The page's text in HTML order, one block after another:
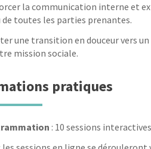
la communication interne et
de toutes les parties prenantes.
une transition en douceur vers
mission sociale.
pratiques
: 10 sessions